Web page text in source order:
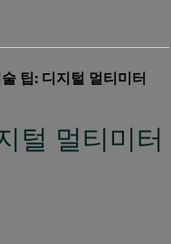
팁: 디지털 멀티미터
털 멀티미터